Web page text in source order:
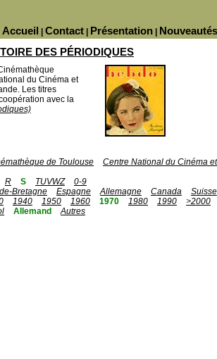
Nouveautés
Présentation
Contact
Accueil
DES PÉRIODIQUES
du Cinéma et
Les titres
avec la
de Toulouse
Centre National du Cinéma
R S TUVWZ
0-9
Bretagne Espagne Allemagne Canada Suisse
1940 1950 1960 1970 1980 1990
>2000
Allemand
Autres